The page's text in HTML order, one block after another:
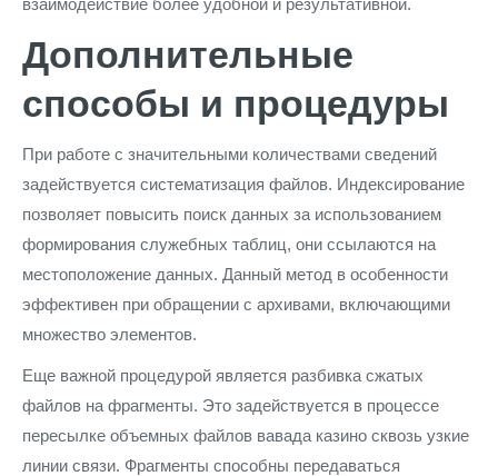
взаимодействие более удобной и результативной.
Дополнительные
способы и процедуры
При работе с значительными количествами сведений
задействуется систематизация файлов. Индексирование
позволяет повысить поиск данных за использованием
формирования служебных таблиц, они ссылаются на
местоположение данных. Данный метод в особенности
эффективен при обращении с архивами, включающими
множество элементов.
Еще важной процедурой является разбивка сжатых
файлов на фрагменты. Это задействуется в процессе
пересылке объемных файлов вавада казино сквозь узкие
линии связи. Фрагменты способны передаваться